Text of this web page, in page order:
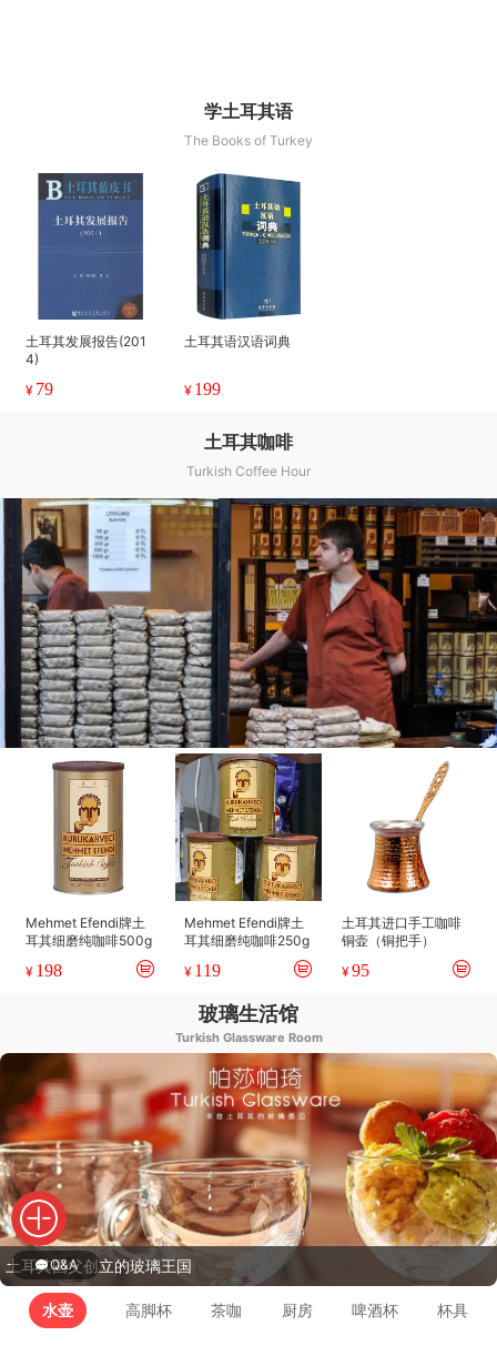
Q&A
学土耳其语
The Books of Turkey
土耳其发展报告(201
4)
¥ 79
土耳其语汉语词典
¥ 199
土耳其咖啡
Turkish Coffee Hour
Mehmet Efendi牌土
耳其细磨纯咖啡500g
¥ 198
Mehmet Efendi牌土
耳其细磨纯咖啡250g
¥ 119
土耳其进口手工咖啡
铜壶（铜把手）
¥95
玻璃生活馆
Turkish Glassware Room
土耳其国父创立的玻璃王国
水壶 高脚杯 茶咖 厨房 啤酒杯 杯具